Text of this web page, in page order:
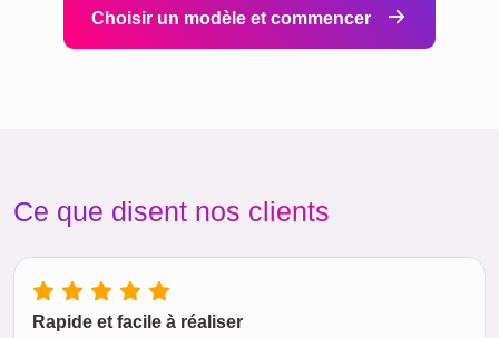
Choisir un modèle et commencer
Ce que disent nos clients
Rapide et facile à réaliser